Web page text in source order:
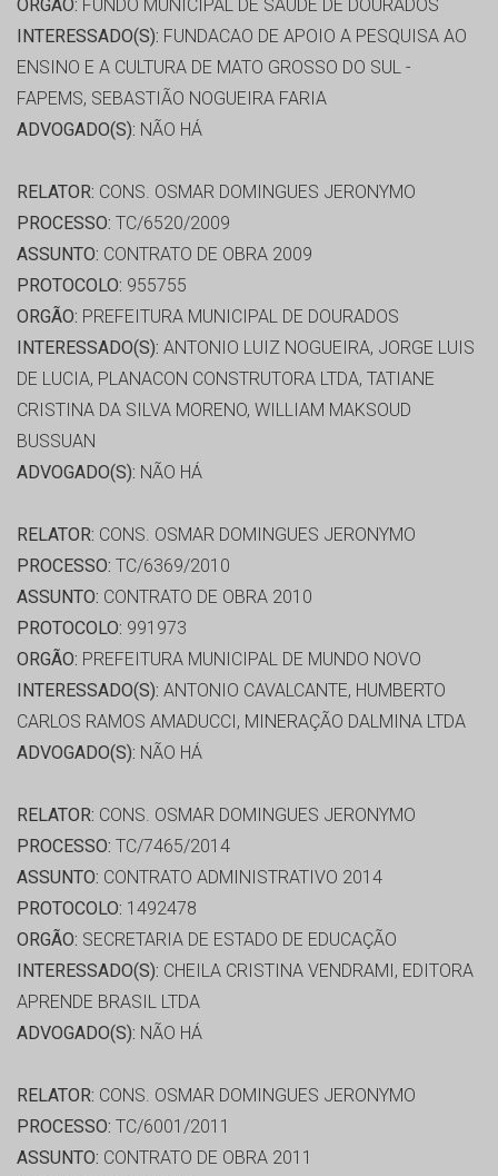
ORGÃO: FUNDO MUNICIPAL DE SAÚDE DE DOURADOS
INTERESSADO(S): FUNDACAO DE APOIO A PESQUISA AO
ENSINO E A CULTURA DE MATO GROSSO DO SUL -
FAPEMS, SEBASTIÃO NOGUEIRA FARIA
ADVOGADO(S): NÃO HÁ
RELATOR: CONS. OSMAR DOMINGUES JERONYMO
PROCESSO: TC/6520/2009
ASSUNTO: CONTRATO DE OBRA 2009
PROTOCOLO: 955755
ORGÃO: PREFEITURA MUNICIPAL DE DOURADOS
INTERESSADO(S): ANTONIO LUIZ NOGUEIRA, JORGE LUIS
DE LUCIA, PLANACON CONSTRUTORA LTDA, TATIANE
CRISTINA DA SILVA MORENO, WILLIAM MAKSOUD
BUSSUAN
ADVOGADO(S): NÃO HÁ
RELATOR: CONS. OSMAR DOMINGUES JERONYMO
PROCESSO: TC/6369/2010
ASSUNTO: CONTRATO DE OBRA 2010
PROTOCOLO: 991973
ORGÃO: PREFEITURA MUNICIPAL DE MUNDO NOVO
INTERESSADO(S): ANTONIO CAVALCANTE, HUMBERTO
CARLOS RAMOS AMADUCCI, MINERAÇÃO DALMINA LTDA
ADVOGADO(S): NÃO HÁ
RELATOR: CONS. OSMAR DOMINGUES JERONYMO
PROCESSO: TC/7465/2014
ASSUNTO: CONTRATO ADMINISTRATIVO 2014
PROTOCOLO: 1492478
ORGÃO: SECRETARIA DE ESTADO DE EDUCAÇÃO
INTERESSADO(S): CHEILA CRISTINA VENDRAMI, EDITORA
APRENDE BRASIL LTDA
ADVOGADO(S): NÃO HÁ
RELATOR: CONS. OSMAR DOMINGUES JERONYMO
PROCESSO: TC/6001/2011
ASSUNTO: CONTRATO DE OBRA 2011